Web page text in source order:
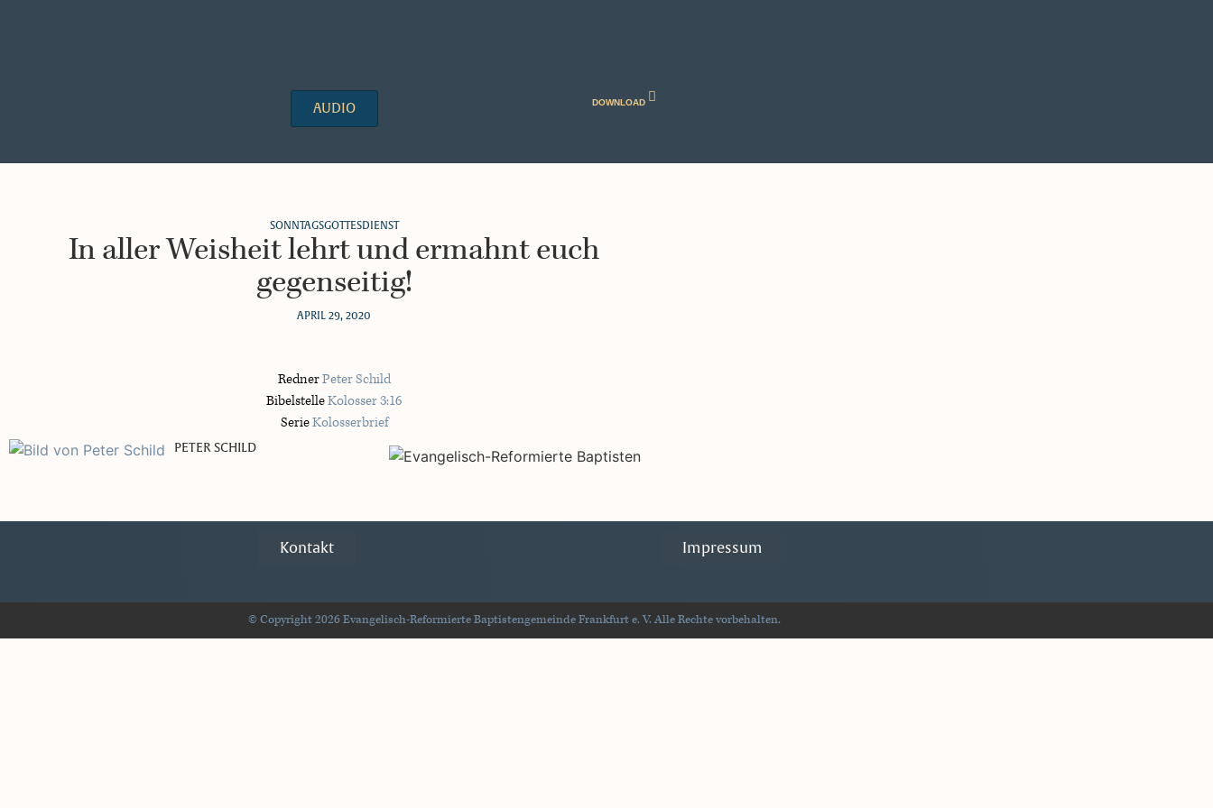
AUDIO DOWNLOAD
SONNTAGSGOTTESDIENST
In aller Weisheit lehrt und ermahnt euch
gegenseitig!
APRIL 29, 2020
RednerPeter Schild
BibelstelleKolosser 3:16
SerieKolosserbrief
PETER SCHILD
Kontakt Impressum
© Copyright 2026 Evangelisch-Reformierte Baptistengemeinde Frankfurt e. V. Alle Rechte vorbehalten.